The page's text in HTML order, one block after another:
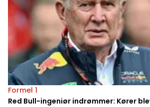
Formel 1
Red Bull-ingeniør indrømmer: Kører